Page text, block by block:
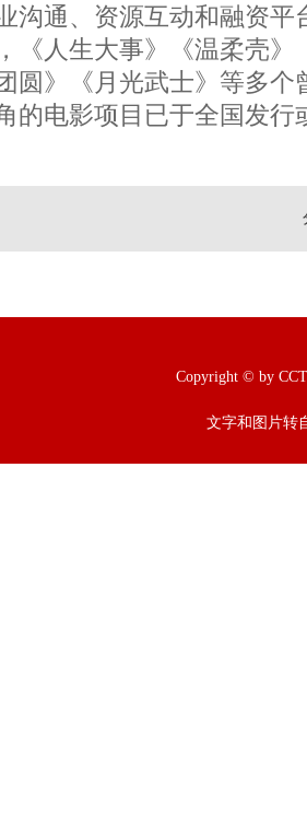
沟通、资源互动和融资平
《人生大事》《温柔壳》
圆》《月光武士》等多个
的电影项目已于全国发行
Copyright © by
文字和图片转